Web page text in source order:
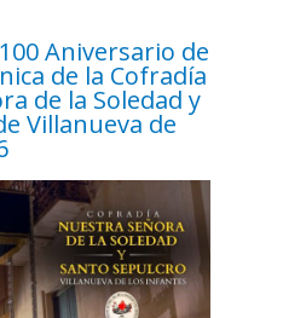
Aniversario de
de la Cofradía
de la Soledad y
Villanueva de